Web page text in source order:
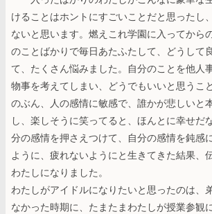
けることはホントにすごいことだと思ったし
ないと思います。燃えこれ学園に入ってから
のことばかりで毎日あたふたして、どうして
て、たくさん悩みました。自分のことを他人
物事を考えてしまい、どうでもいいと思うこ
のぶん、人の感情に敏感で、誰かが悲しいと
し、楽しそうに笑ってると、ほんとに幸せだ
分の感情を押さえつけて、自分の感情を鈍感
ように、疲れないようにと生きてきた結果、
わたしになりました。
わたしがアイドルになりたいと思ったのは、
なかった時期に、たまたまわたしが授業参観